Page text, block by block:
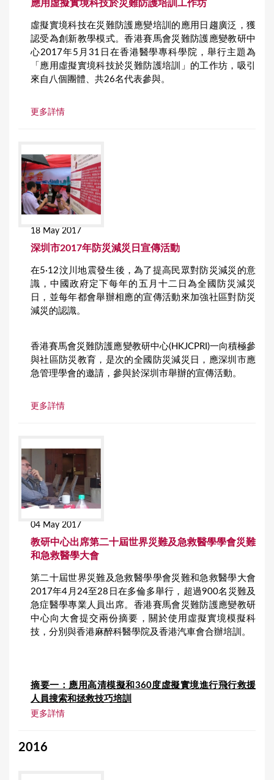
應用虛擬實境科技於災難防護培訓工作坊
虛擬實境科技在災難防護應變培訓的應用日趨廣泛，獲
認受為創新教學模式。香港賽馬會災難防護應變教研中
心2017年5月31日在香港醫學專科學院，舉行主題為
「應用虛擬實境科技於災難防護培訓」的工作坊，吸引
來自八個團體、共26名代表參與。
更多詳情
18 May 2017
深圳市2017年防災減災日宣傳活動
在5·12汶川地震發生後，為了提高民眾對防災減災的意
識，中國政府定下每年的五月十二日為全國防災減災
日，並每年都會舉辦相應的宣傳活動來加強社區對防災
減災的認識。
香港賽馬會災難防護應變教研中心(HKJCPRI)一向積極參
與社區防災教育，是次的全國防災減災日，應深圳市應
急管理學會的邀請，參與於深圳市舉辦的宣傳活動。
更多詳情
04 May 2017
教研中心出席第二十屆世界災難及急救醫學學會災難
和急救醫學大會
第二十屆世界災難及急救醫學學會災難和急救醫學大會
2017年4月24至28日在多倫多舉行，超過900名災難及
急症醫學專業人員出席。香港賽馬會災難防護應變教研
中心向大會提交兩份摘要，關於使用虛擬實境模擬科
技，分別與香港麻醉科醫學院及香港汽車會合辦培訓。
摘要一：應用高清模擬和360度虛擬實境進行飛行救援
人員搜索和拯救技巧培訓
更多詳情
2016